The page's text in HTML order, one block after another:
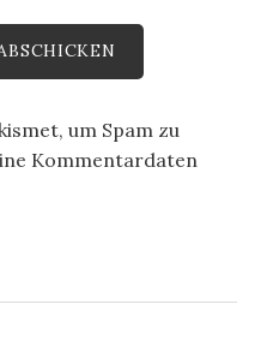
um Spam zu
Kommentardaten